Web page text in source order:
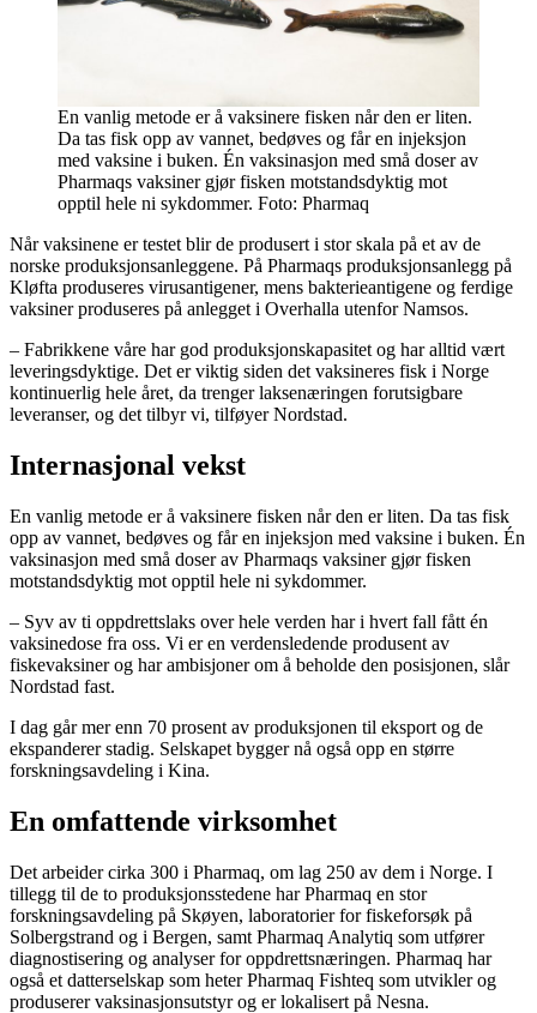
En vanlig metode er å vaksinere fisken når den er liten.
Da tas fisk opp av vannet, bedøves og får en injeksjon
med vaksine i buken. Én vaksinasjon med små doser av
Pharmaqs vaksiner gjør fisken motstandsdyktig mot
opptil hele ni sykdommer. Foto: Pharmaq
Når vaksinene er testet blir de produsert i stor skala på et av de
norske produksjonsanleggene. På Pharmaqs produksjonsanlegg på
Kløfta produseres virusantigener, mens bakterieantigene og ferdige
vaksiner produseres på anlegget i Overhalla utenfor Namsos.
– Fabrikkene våre har god produksjonskapasitet og har alltid vært
leveringsdyktige. Det er viktig siden det vaksineres fisk i Norge
kontinuerlig hele året, da trenger laksenæringen forutsigbare
leveranser, og det tilbyr vi, tilføyer Nordstad.
Internasjonal vekst
En vanlig metode er å vaksinere fisken når den er liten. Da tas fisk
opp av vannet, bedøves og får en injeksjon med vaksine i buken. Én
vaksinasjon med små doser av Pharmaqs vaksiner gjør fisken
motstandsdyktig mot opptil hele ni sykdommer.
– Syv av ti oppdrettslaks over hele verden har i hvert fall fått én
vaksinedose fra oss. Vi er en verdensledende produsent av
fiskevaksiner og har ambisjoner om å beholde den posisjonen, slår
Nordstad fast.
I dag går mer enn 70 prosent av produksjonen til eksport og de
ekspanderer stadig. Selskapet bygger nå også opp en større
forskningsavdeling i Kina.
En omfattende virksomhet
Det arbeider cirka 300 i Pharmaq, om lag 250 av dem i Norge. I
tillegg til de to produksjonsstedene har Pharmaq en stor
forskningsavdeling på Skøyen, laboratorier for fiskeforsøk på
Solbergstrand og i Bergen, samt Pharmaq Analytiq som utfører
diagnostisering og analyser for oppdrettsnæringen. Pharmaq har
også et datterselskap som heter Pharmaq Fishteq som utvikler og
produserer vaksinasjonsutstyr og er lokalisert på Nesna.